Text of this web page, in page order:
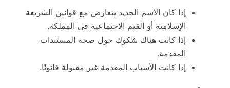
إذا كان الاسم الجديد يتعارض مع قوانين الشريعة
الإسلامية أو القيم الاجتماعية في المملكة.
إذا كانت هناك شكوك حول صحة المستندات
المقدمة.
إذا كانت الأسباب المقدمة غير مقبولة قانونًا.